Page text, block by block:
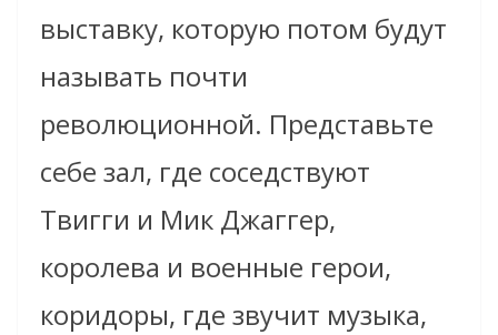
выставку, которую потом будут
называть почти
революционной. Представьте
себе зал, где соседствуют
Твигги и Мик Джаггер,
королева и военные герои,
коридоры, где звучит музыка,